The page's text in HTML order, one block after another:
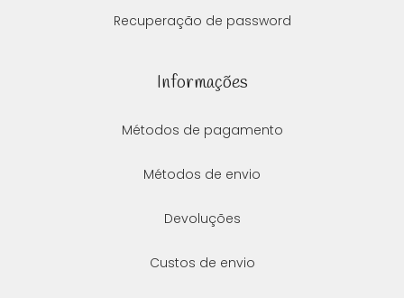
Recuperação de password
Informações
Métodos de pagamento
Métodos de envio
Devoluções
Custos de envio